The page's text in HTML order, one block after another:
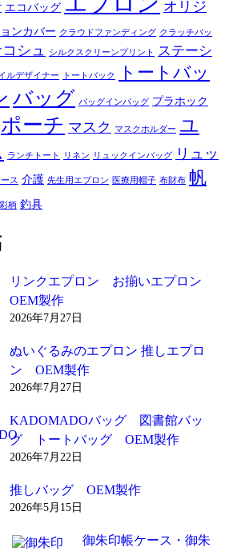
エコバッグ
オリジ
ンカバー クラウドファンディング クラッチバッ
シュ シルクスクリーンプリント
ステーシ
ルデザイナー トートバック
トートバッ
バッグ バッグインバッグ プラホック
ポーチ マスク マスクホルダー ユ
ランチトート リネン リュックインバッグ
リュッ
ス 介護 先生用エプロン 医療用帽子 布財布 帆
柄 釣具
リンクエプロン お揃いエプロン
OEM製作
2026年7月27日
ぬいぐるみのエプロン 推しエプロ
ン OEM製作
2026年7月27日
KADOMADOバッグ 図書館バッ
グ トートバッグ OEM製作
2026年7月22日
推しバッグ OEM製作
2026年5月15日
御朱印帳ケース・御朱